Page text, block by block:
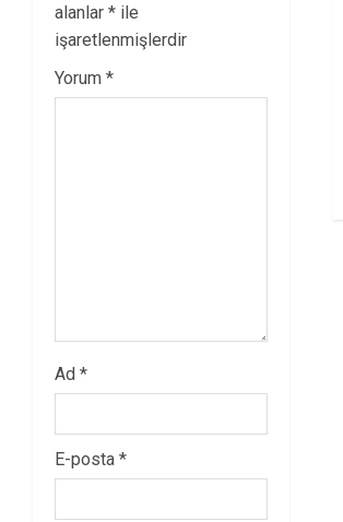
alanlar * ile
işaretlenmişlerdir
Yorum *
Ad *
E-posta *